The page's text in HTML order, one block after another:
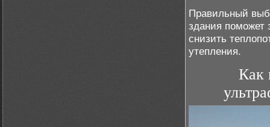
Правильный
здания поможет
снизить
утепления.
Как